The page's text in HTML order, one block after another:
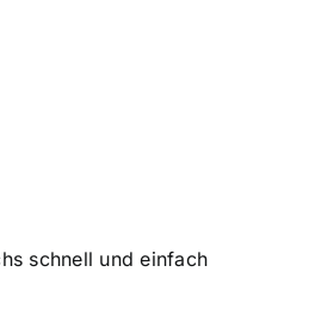
schnell und einfach